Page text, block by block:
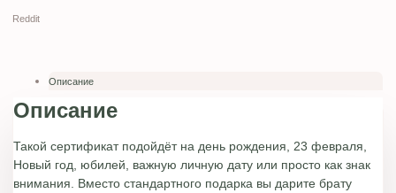
Reddit
Описание
Описание
Такой сертификат подойдёт на день рождения, 23 февраля,
Новый год, юбилей, важную личную дату или просто как знак
внимания. Вместо стандартного подарка вы дарите брату